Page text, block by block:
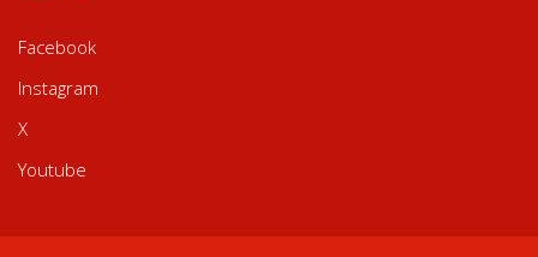
Facebook
Instagram
X
Youtube